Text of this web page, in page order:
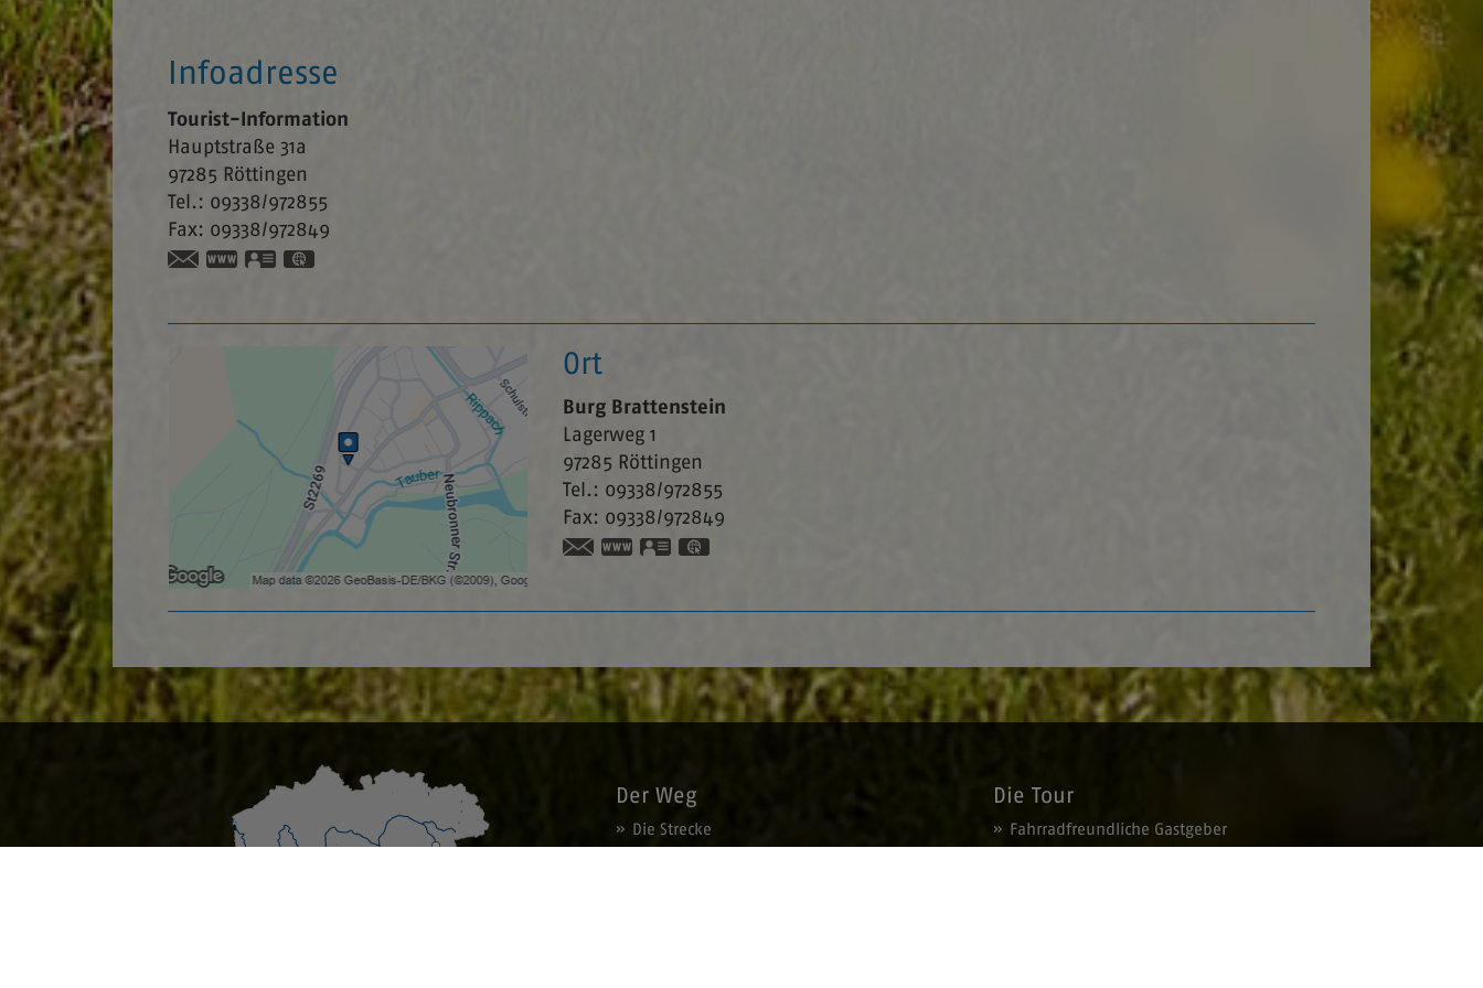
Infoadresse
Tourist-Information
Hauptstraße 31a
97285 Röttingen
Tel.: 09338/972855
Fax: 09338/972849
www.tourismus-roettingen.de
vCard
Ort
Burg Brattenstein
Lagerweg 1
97285 Röttingen
Tel.: 09338/972855
Fax: 09338/972849
www.festspiele-roettingen.de
vCard
Der Weg
Die Strecke
Die Tour
Fahrradfreundliche Gastgeber